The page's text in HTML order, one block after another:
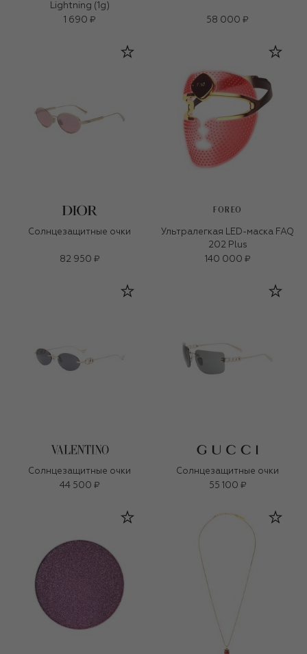
Lightning (1g)
1 690 ₽
58 000 ₽
Солнцезащитные очки
82 950 ₽
FOREO
Ультралегкая LED-маска FAQ
202 Plus
140 000 ₽
Солнцезащитные очки
44 500 ₽
Солнцезащитные очки
55 100 ₽